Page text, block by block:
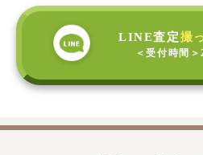
LINE査定撮
＜受付時間＞